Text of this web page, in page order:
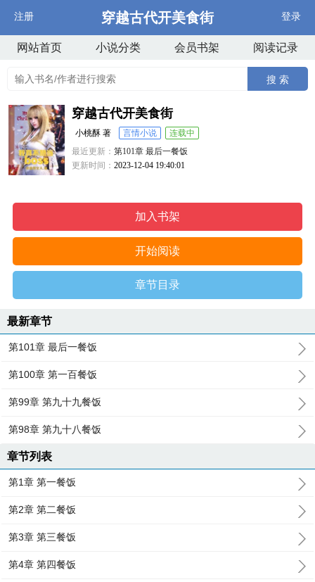
注册 穿越古代开美食街 登录
网站首页 小说分类 会员书架 阅读记录
搜 索
穿越古代开美食街
小桃酥 著 言情小说
连载中
最近更新：第101章 最后一餐饭
更新时间：2023-12-04 19:40:01
加入书架
开始阅读
章节目录
最新章节
第101章 最后一餐饭
第100章 第一百餐饭
第99章 第九十九餐饭
第98章 第九十八餐饭
章节列表
第1章 第一餐饭
第2章 第二餐饭
第3章 第三餐饭
第4章 第四餐饭